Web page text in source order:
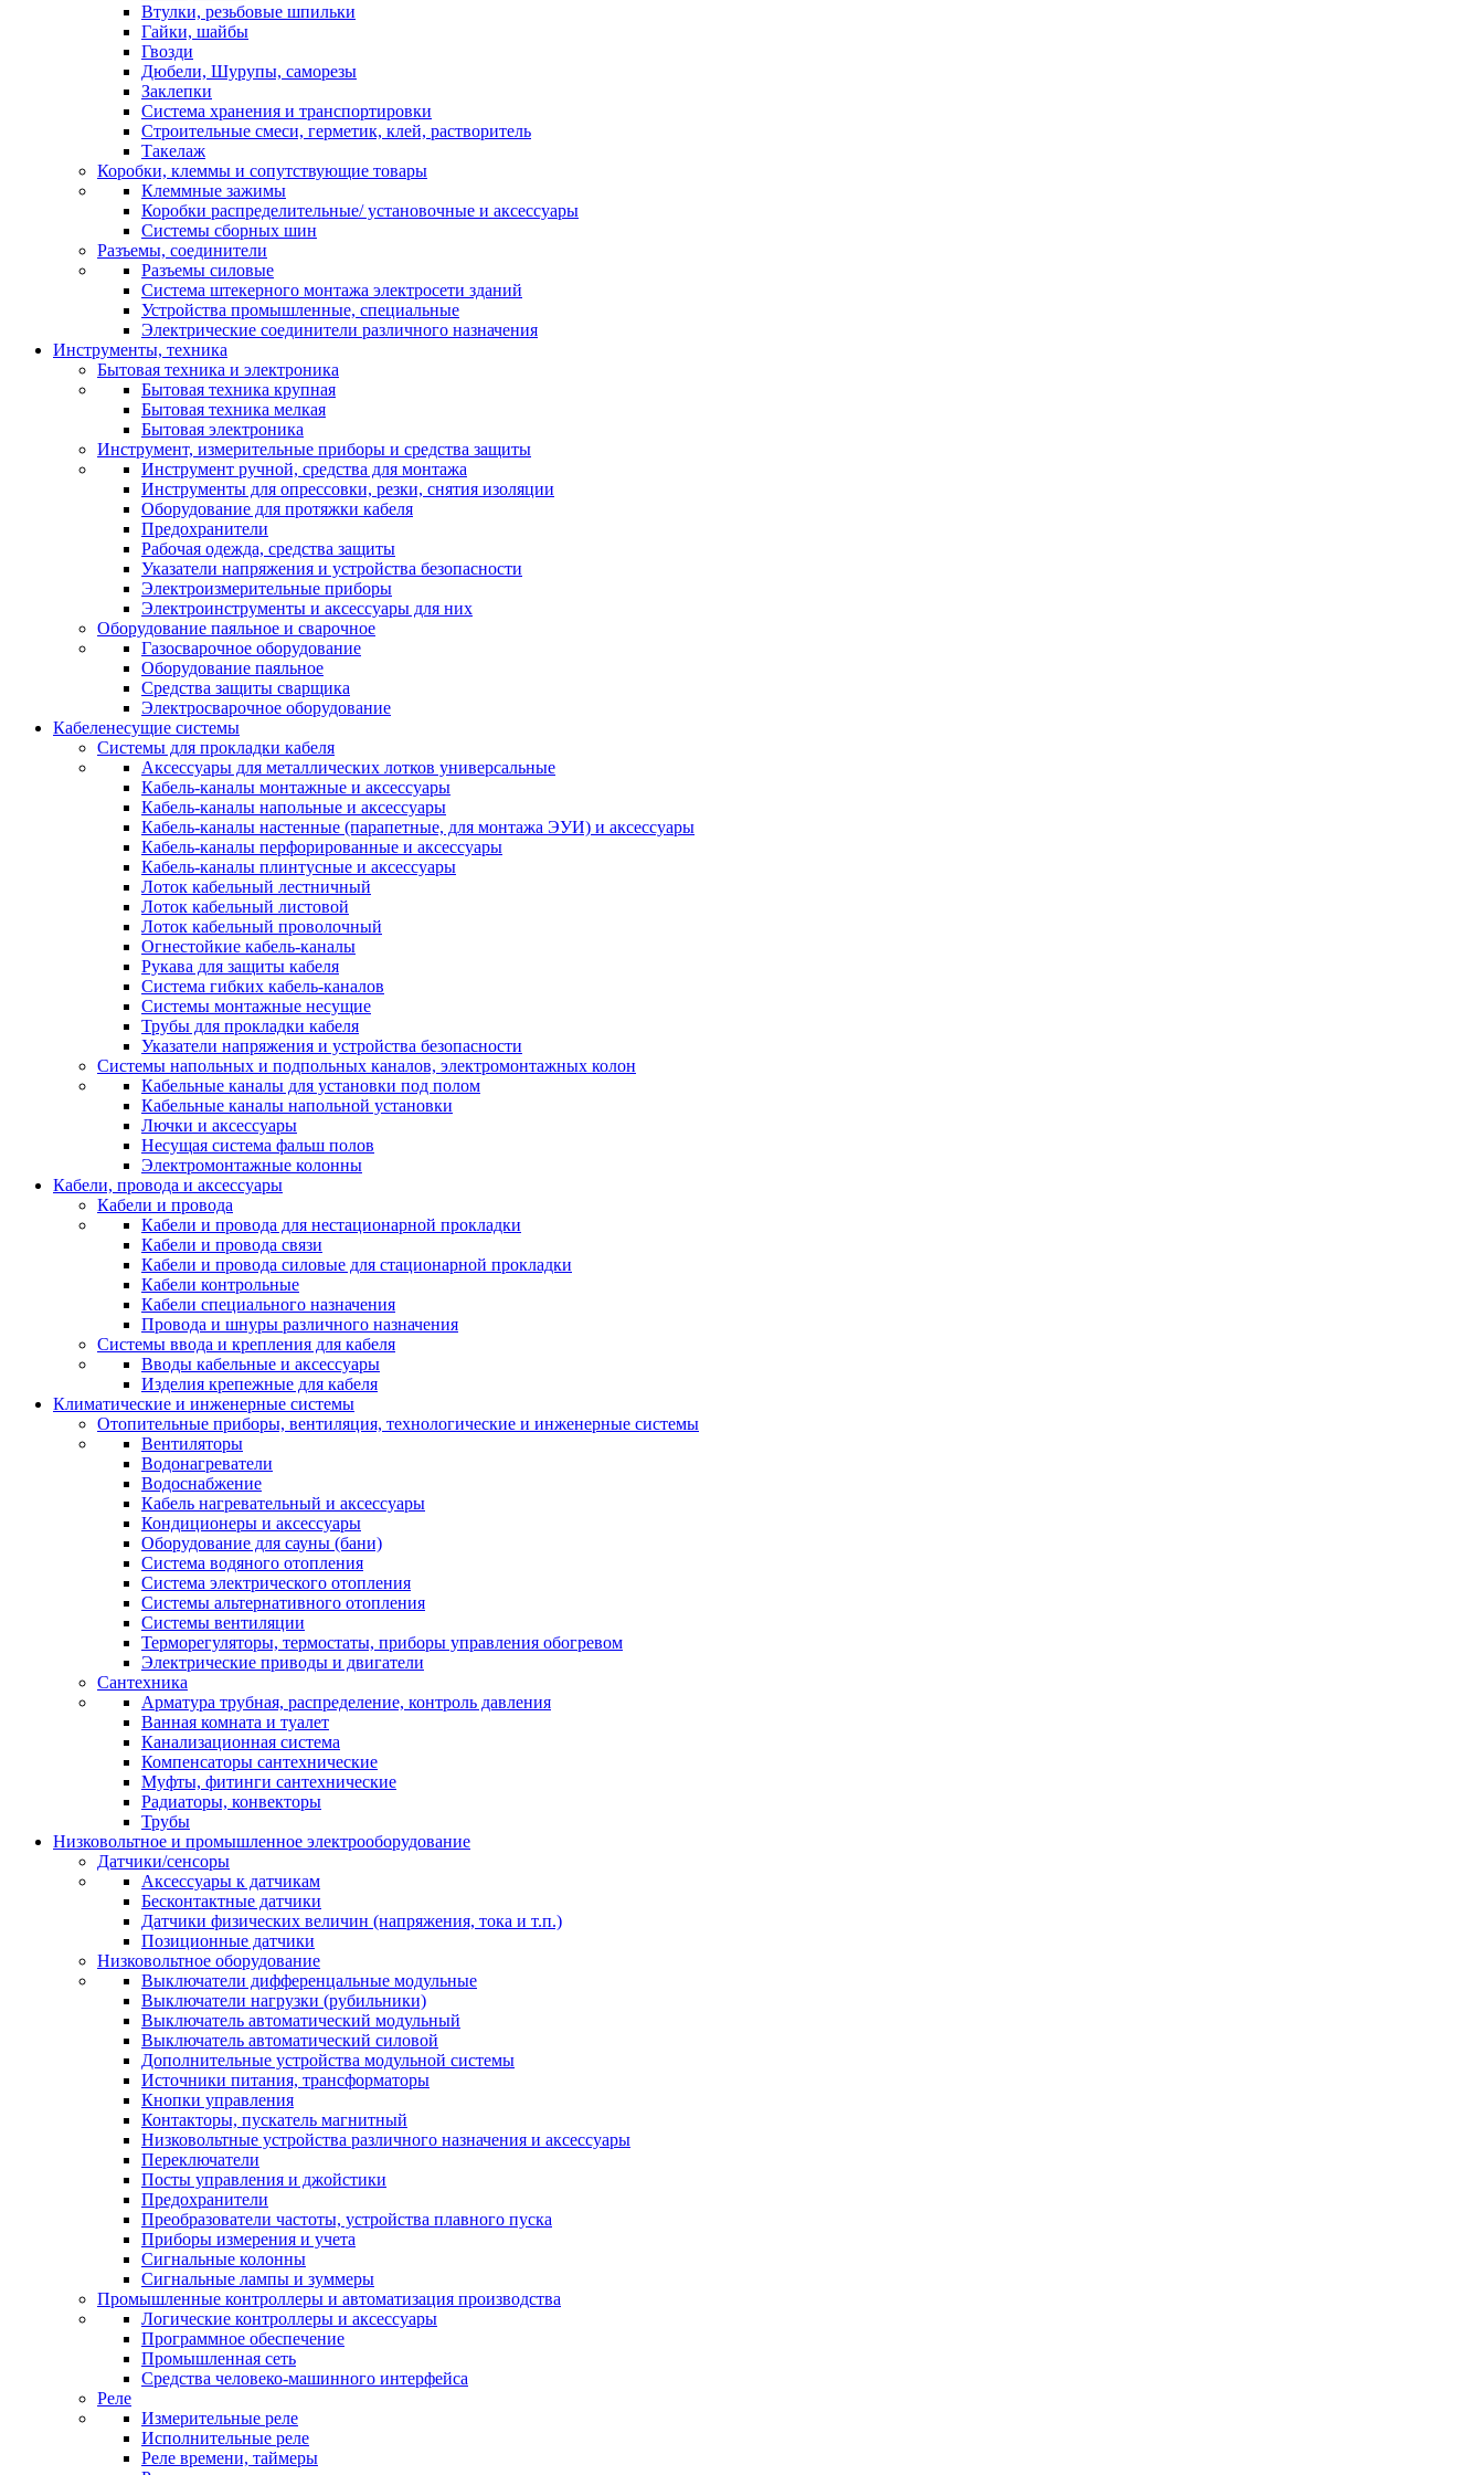
Втулки, резьбовые шпильки
Гайки, шайбы
Гвозди
Дюбели, Шурупы, саморезы
Заклепки
Система хранения и транспортировки
Строительные смеси, герметик, клей, растворитель
Такелаж
Коробки, клеммы и сопутствующие товары
Клеммные зажимы
Коробки распределительные/ установочные и аксессуары
Системы сборных шин
Разъемы, соединители
Разъемы силовые
Система штекерного монтажа электросети зданий
Устройства промышленные, специальные
Электрические соединители различного назначения
Инструменты, техника
Бытовая техника и электроника
Бытовая техника крупная
Бытовая техника мелкая
Бытовая электроника
Инструмент, измерительные приборы и средства защиты
Инструмент ручной, средства для монтажа
Инструменты для опрессовки, резки, снятия изоляции
Оборудование для протяжки кабеля
Предохранители
Рабочая одежда, средства защиты
Указатели напряжения и устройства безопасности
Электроизмерительные приборы
Электроинструменты и аксессуары для них
Оборудование паяльное и сварочное
Газосварочное оборудование
Оборудование паяльное
Средства защиты сварщика
Электросварочное оборудование
Кабеленесущие системы
Системы для прокладки кабеля
Аксессуары для металлических лотков универсальные
Кабель-каналы монтажные и аксессуары
Кабель-каналы напольные и аксессуары
Кабель-каналы настенные (парапетные, для монтажа ЭУИ) и аксессуары
Кабель-каналы перфорированные и аксессуары
Кабель-каналы плинтусные и аксессуары
Лоток кабельный лестничный
Лоток кабельный листовой
Лоток кабельный проволочный
Огнестойкие кабель-каналы
Рукава для защиты кабеля
Система гибких кабель-каналов
Системы монтажные несущие
Трубы для прокладки кабеля
Указатели напряжения и устройства безопасности
Системы напольных и подпольных каналов, электромонтажных колон
Кабельные каналы для установки под полом
Кабельные каналы напольной установки
Лючки и аксессуары
Несущая система фальш полов
Электромонтажные колонны
Кабели, провода и аксессуары
Кабели и провода
Кабели и провода для нестационарной прокладки
Кабели и провода связи
Кабели и провода силовые для стационарной прокладки
Кабели контрольные
Кабели специального назначения
Провода и шнуры различного назначения
Системы ввода и крепления для кабеля
Вводы кабельные и аксессуары
Изделия крепежные для кабеля
Климатические и инженерные системы
Отопительные приборы, вентиляция, технологические и инженерные системы
Вентиляторы
Водонагреватели
Водоснабжение
Кабель нагревательный и аксессуары
Кондиционеры и аксессуары
Оборудование для сауны (бани)
Система водяного отопления
Система электрического отопления
Системы альтернативного отопления
Системы вентиляции
Терморегуляторы, термостаты, приборы управления обогревом
Электрические приводы и двигатели
Сантехника
Арматура трубная, распределение, контроль давления
Ванная комната и туалет
Канализационная система
Компенсаторы сантехнические
Муфты, фитинги сантехнические
Радиаторы, конвекторы
Трубы
Низковольтное и промышленное электрооборудование
Датчики/сенсоры
Аксессуары к датчикам
Бесконтактные датчики
Датчики физических величин (напряжения, тока и т.п.)
Позиционные датчики
Низковольтное оборудование
Выключатели дифференцальные модульные
Выключатели нагрузки (рубильники)
Выключатель автоматический модульный
Выключатель автоматический силовой
Дополнительные устройства модульной системы
Источники питания, трансформаторы
Кнопки управления
Контакторы, пускатель магнитный
Низковольтные устройства различного назначения и аксессуары
Переключатели
Посты управления и джойстики
Предохранители
Преобразователи частоты, устройства плавного пуска
Приборы измерения и учета
Сигнальные колонны
Сигнальные лампы и зуммеры
Промышленные контроллеры и автоматизация производства
Логические контроллеры и аксессуары
Программное обеспечение
Промышленная сеть
Средства человеко-машинного интерфейса
Реле
Измерительные реле
Исполнительные реле
Реле времени, таймеры